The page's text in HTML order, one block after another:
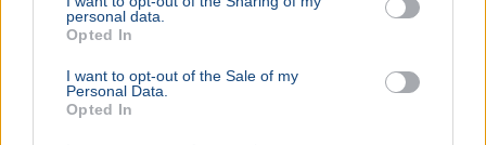
personal data.
Opted In
I want to opt-out of the Sale of my
Personal Data.
Opted In
BELFÖLD